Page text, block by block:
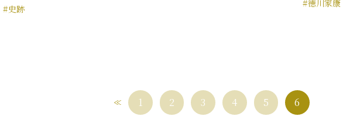
#史跡 #徳川家康
1 2 3 4 5 6